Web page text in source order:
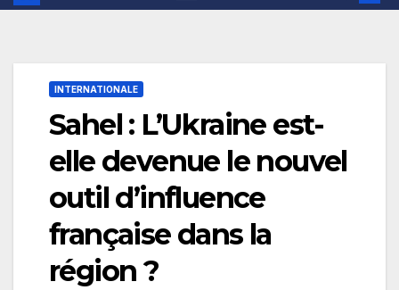
INTERNATIONALE
Sahel : L’Ukraine est-
elle devenue le nouvel
outil d’influence
française dans la
région ?